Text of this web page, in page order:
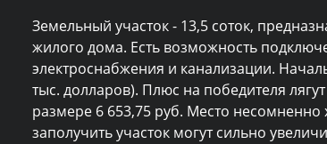
Земельный участок - 13,5 соток,
жилого дома. Есть возможность
электроснабжения и канализации.
тыс. долларов). Плюс на победителя
размере 6 653,75 руб. Место
заполучить участок могут сильно